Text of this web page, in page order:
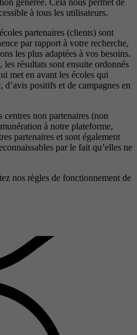
générée. Cela nous permet de
à tous les utilisateurs.
partenaires (clients) sont
par rapport à votre recherche,
les plus adaptées à vos besoins.
résultats sont ensuite ordonnés
met en avant les écoles qui
positifs et de campagnes en
centres non partenaires (non
à notre plateforme,
partenaires et sont également
par le fait qu’elles ne
nos règles de fonctionnement de